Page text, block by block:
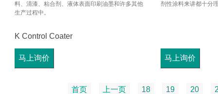
料、清漆、粘合剂、液体表面印刷油墨和许多其他
生产过程中。
K Control Coater
马上询价
剂性涂料来讲都十分
马上询价
首页 上一页 18 19 20